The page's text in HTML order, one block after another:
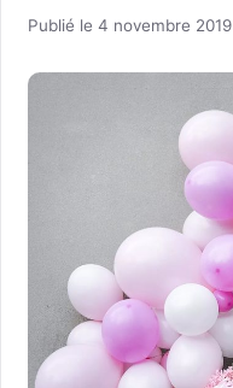
Publié le 4 novembre 2019